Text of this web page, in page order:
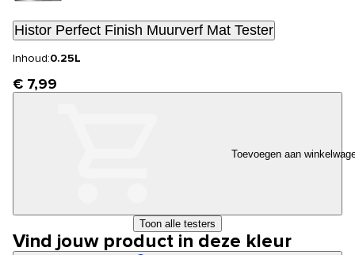
Histor Perfect Finish Muurverf Mat Tester
Inhoud:0.25L
€ 7,99
Toevoegen aan
Toon alle testers
Vind jouw product in deze kleur